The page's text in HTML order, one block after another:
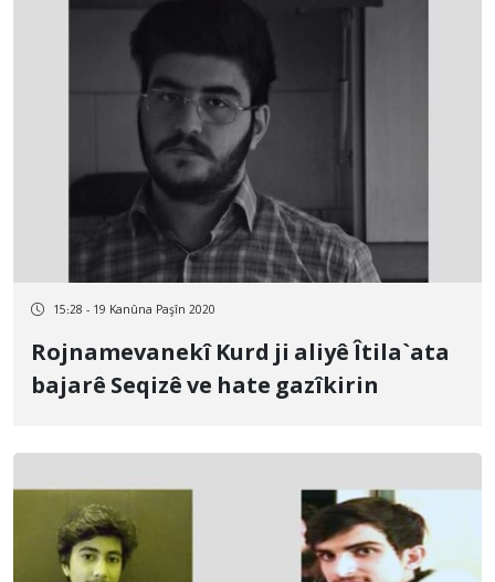
15:28 - 19 Kanûna Paşîn 2020
Rojnamevanekî Kurd ji aliyê Îtila`ata
bajarê Seqizê ve hate gazîkirin